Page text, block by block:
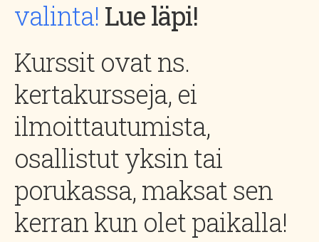
valinta! Lue läpi!
Kurssit ovat ns.
kertakursseja, ei
ilmoittautumista,
osallistut yksin tai
porukassa, maksat sen
kerran kun olet paikalla!